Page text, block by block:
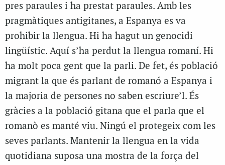
pres paraules i ha prestat paraules. Amb les
pragmàtiques antigitanes, a Espanya es va
prohibir la llengua. Hi ha hagut un genocidi
lingüístic. Aquí s’ha perdut la llengua romaní. Hi
ha molt poca gent que la parli. De fet, és població
migrant la que és parlant de romanó a Espanya i
la majoria de persones no saben escriure’l. És
gràcies a la població gitana que el parla que el
romanò es manté viu. Ningú el protegeix com les
seves parlants. Mantenir la llengua en la vida
quotidiana suposa una mostra de la força del